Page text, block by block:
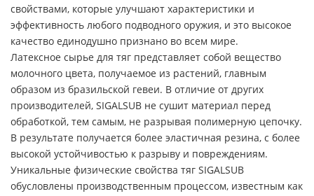
свойствами, которые улучшают характеристики и
эффективность любого подводного оружия, и это высокое
качество единодушно признано во всем мире.
Латексное сырье для тяг представляет собой вещество
молочного цвета, получаемое из растений, главным
образом из бразильской гевеи. В отличие от других
производителей, SIGALSUB не сушит материал перед
обработкой, тем самым, не разрывая полимерную цепочку.
В результате получается более эластичная резина, с более
высокой устойчивостью к разрыву и повреждениям.
Уникальные физические свойства тяг SIGALSUB
обусловлены производственным процессом, известным как